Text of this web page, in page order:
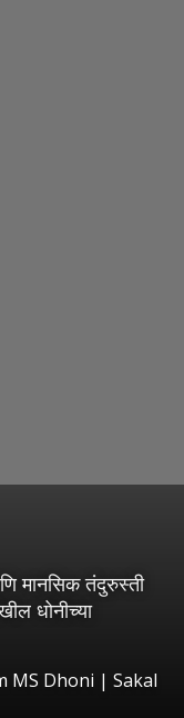
मानसिक तंदुरुस्ती
धोनीच्या
MS Dhoni | Sakal